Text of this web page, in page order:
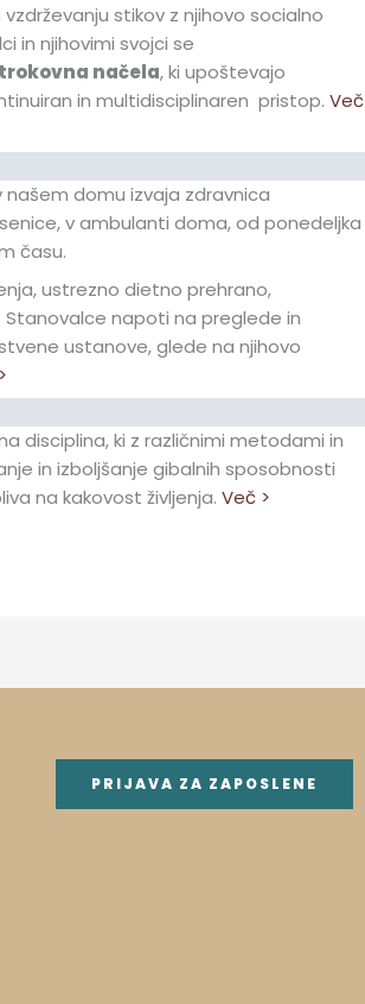
stikov z njihovo socialno
in njihovimi svojci se
načela, ki upoštevajo
in multidisciplinaren pristop. Več
domu izvaja zdravnica
v ambulanti doma, od ponedeljka
času.
ustrezno dietno prehrano,
napoti na preglede in
ustanove, glede na njihovo
disciplina, ki z različnimi metodami in
in izboljšanje gibalnih sposobnosti
na kakovost življenja. Več >
PRIJAVA ZA ZAPOSLENE